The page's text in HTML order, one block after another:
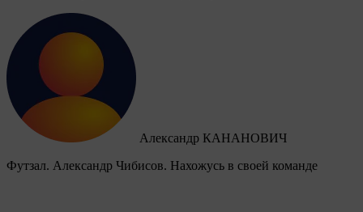
Александр КАНАНОВИЧ
Футзал. Александр Чибисов. Нахожусь в своей команде